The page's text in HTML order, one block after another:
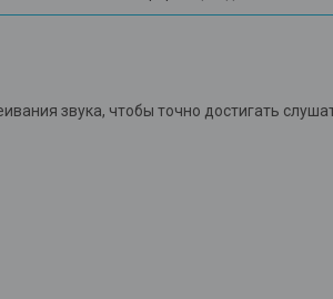
звука, чтобы точно достигать